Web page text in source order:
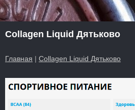
Collagen Liquid Дятьково
Главная | Collagen Liquid Дятьково